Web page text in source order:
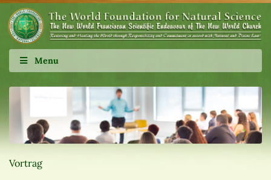
Menu
Vortrag